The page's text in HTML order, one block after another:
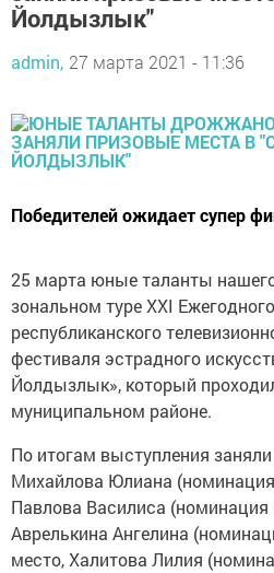
Йолдызлык"
admin, 27 марта 2021 - 11:36
Победителей ожидает супер
25 марта юные таланты
зональном туре XXI
республиканского
фестиваля эстрадного
Йолдызлык», который
муниципальном районе.
По итогам выступления
Михайлова Юлиана
Павлова Василиса
Аврелькина Ангелина
место, Халитова Лилия